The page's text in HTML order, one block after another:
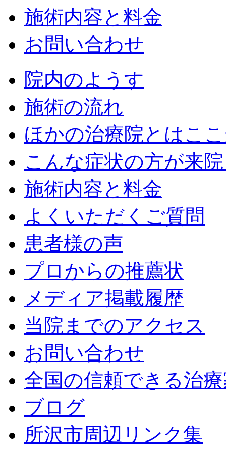
施術内容と料金
お問い合わせ
院内のようす
施術の流れ
ほかの治療院とはこ
こんな症状の方が来
施術内容と料金
よくいただくご質問
患者様の声
プロからの推薦状
メディア掲載履歴
当院までのアクセス
お問い合わせ
全国の信頼できる治
ブログ
所沢市周辺リンク集